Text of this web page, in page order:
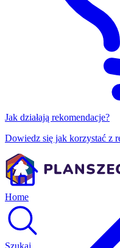
Jak działają rekomendacje?
Dowiedz się jak korzystać z
Home
Szukaj